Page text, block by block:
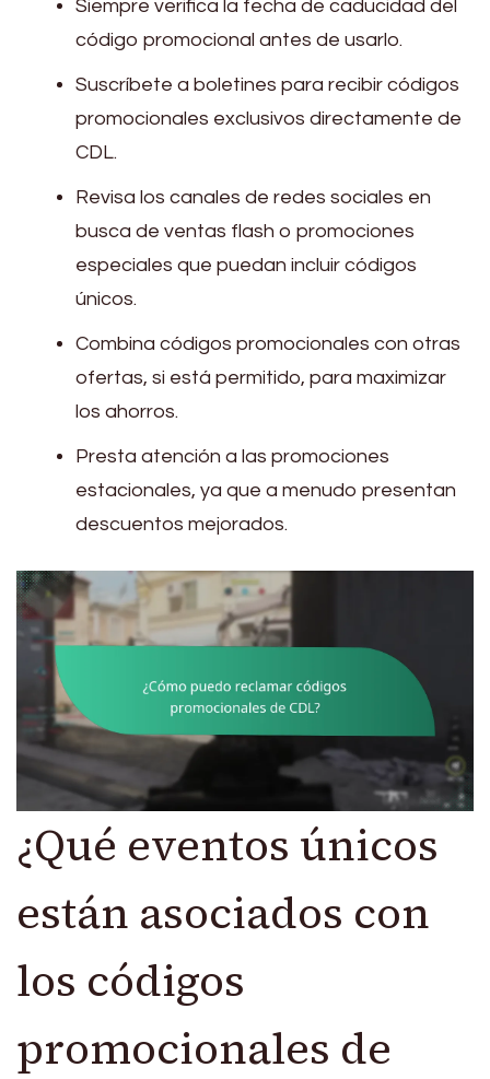
Siempre verifica la fecha de caducidad del
código promocional antes de usarlo.
Suscríbete a boletines para recibir códigos
promocionales exclusivos directamente de
CDL.
Revisa los canales de redes sociales en
busca de ventas flash o promociones
especiales que puedan incluir códigos
únicos.
Combina códigos promocionales con otras
ofertas, si está permitido, para maximizar
los ahorros.
Presta atención a las promociones
estacionales, ya que a menudo presentan
descuentos mejorados.
¿Qué eventos únicos
están asociados con
los códigos
promocionales de